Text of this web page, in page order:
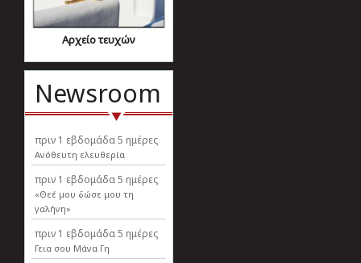
Αρχείο τευχών
Newsroom
πριν 1 εβδομάδα 5 ημέρες
Ανόθευτη ελευθερία
πριν 1 εβδομάδα 5 ημέρες
«Θεέ μου δώσε μου τη
γαλήνη»
πριν 1 εβδομάδα 5 ημέρες
Γεια σου Μάνα Γη